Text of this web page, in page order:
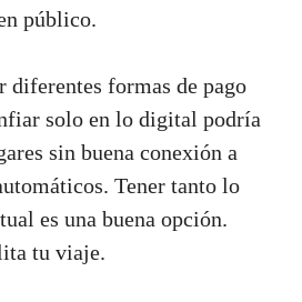
público.
diferentes formas de pago
solo en lo digital podría
sin buena conexión a
Tener tanto lo
es una buena opción.
tu viaje.